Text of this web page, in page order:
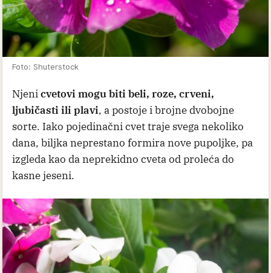
Foto: Shuterstock
Njenicvetovi mogu biti beli, roze, crveni,
ljubičasti ili plavi, a postoje i brojne dvobojne
sorte. Iako pojedinačni cvet traje svega nekoliko
dana, biljka neprestano formira nove pupoljke, pa
izgleda kao da neprekidno cveta od proleća do
kasne jeseni.